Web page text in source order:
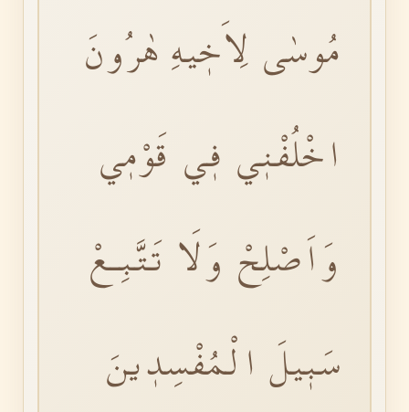
مُوسٰى لِاَخٖيهِ هٰرُونَ
اخْلُفْنٖي فٖي قَوْمٖي
وَاَصْلِحْ وَلَا تَتَّبِـعْ
سَبٖيلَ الْمُفْسِدٖينَ